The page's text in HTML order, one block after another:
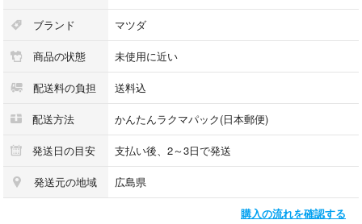
ブランド マツダ
商品の状態 未使用に近い
配送料の負担 送料込
配送方法 かんたんラクマパック(日本郵便)
発送日の目安 支払い後、2～3日で発送
発送元の地域 広島県
購入の流れを確認する